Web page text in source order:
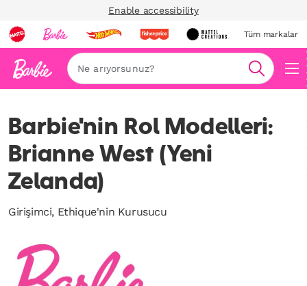
Enable accessibility
Tüm markalar
Ara
Barbie'nin Rol Modelleri:
Brianne West (Yeni
Zelanda)
Girişimci, Ethique'nin Kurusucu